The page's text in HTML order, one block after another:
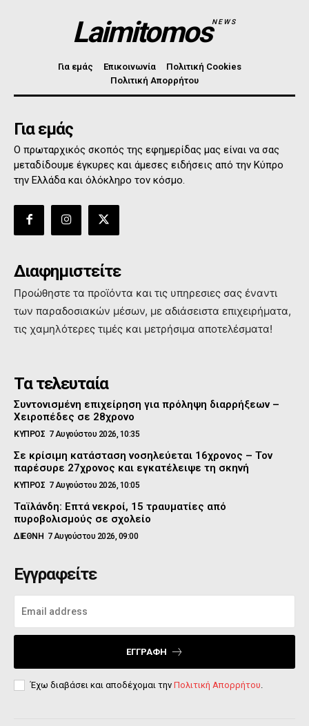
LaimitomosNEWS
Για εμάς Επικοινωνία
Πολιτική Cookies
Πολιτική Απορρήτου
Για εμάς
Ο πρωταρχικός σκοπός της εφημερίδας μας είναι να σας
μεταδίδουμε έγκυρες και άμεσες ειδήσεις από την Κύπρο
την Ελλάδα και όλόκληρο τον κόσμο.
Διαφημιστείτε
Προώθηστε τα προϊόντα και τις υπηρεσιες σας έναντι
των παραδοσιακών μέσων, με αδιάσειστα επιχειρήματα,
τις χαμηλότερες τιμές και μετρήσιμα αποτελέσματα!
Τα τελευταία
Συντονισμένη επιχείρηση για πρόληψη διαρρήξεων –
Χειροπέδες σε 28χρονο
ΚΥΠΡΟΣ 7 Αυγούστου 2026, 10:35
Σε κρίσιμη κατάσταση νοσηλεύεται 16χρονος – Τον
παρέσυρε 27χρονος και εγκατέλειψε τη σκηνή
ΚΥΠΡΟΣ 7 Αυγούστου 2026, 10:05
Ταϊλάνδη: Επτά νεκροί, 15 τραυματίες από
πυροβολισμούς σε σχολείο
ΔΙΕΘΝΗ 7 Αυγούστου 2026, 09:00
Εγγραφείτε
ΕΓΓΡΑΦΉ
Έχω διαβάσει και αποδέχομαι την Πολιτική Απορρήτου